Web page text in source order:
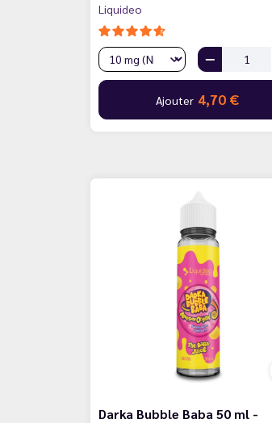
Liquideo
Ajouter 4,70 €
Darka Bubble Baba 50 ml -